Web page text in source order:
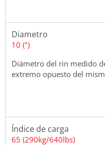
Diametro
10 (")
Diámetro del rin medido
extremo opuesto del
Índice de carga
65 (290kg/640lbs)